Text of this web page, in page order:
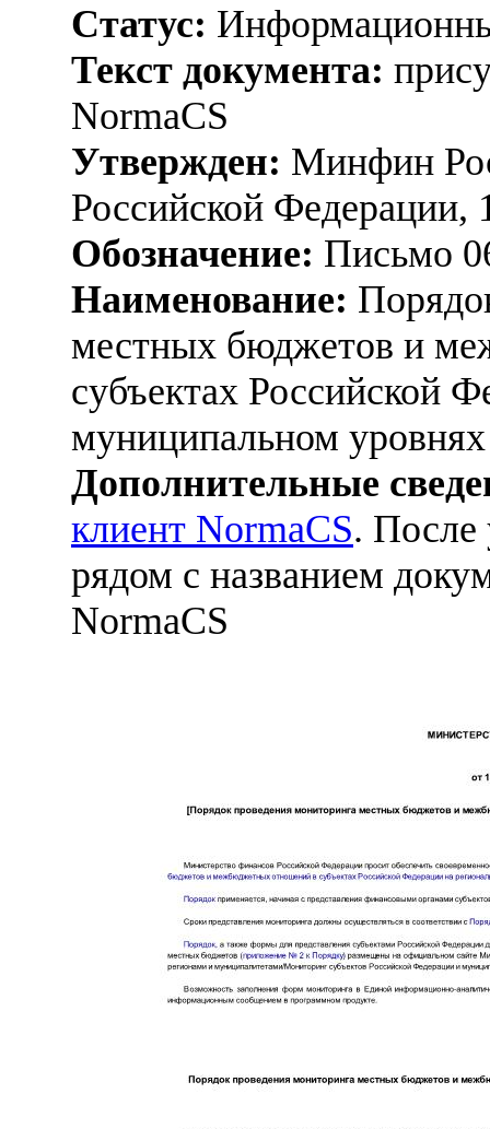
Статус:
Текст документа:
NormaCS
Утвержден: Минфин
Российской Федерации,
Обозначение: Письмо
Наименование:
местных бюджетов и
субъектах Российской
муниципальном уровнях
Дополнительные
клиент NormaCS. После
рядом с названием
NormaCS